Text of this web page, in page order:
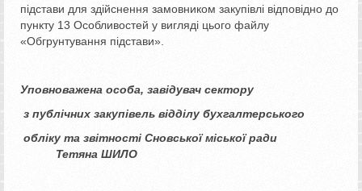
підстави для здійснення замовником закупівлі відповідно до
пункту 13 Особливостей у вигляді цього файлу
«Обгрунтування підстави».
Уповноважена особа, завідувач сектору
з публічних закупівель відділу бухгалтерського
обліку та звітності Сновської міської ради
Тетяна ШИЛО